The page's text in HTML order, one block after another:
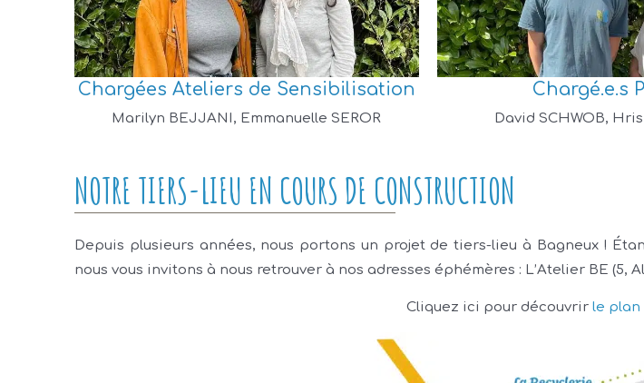
Chargées Ateliers de Sensibilisation
Marilyn BEJJANI, Emmanuelle SEROR
Chargé.e.s
David SCHWOB,
NOTRE TIERS-LIEU EN COURS DE CONSTRUCTION
Depuis plusieurs années, nous portons un projet de tiers-lieu à Bagneux !
nous vous invitons à nous retrouver à nos adresses éphémères : L’Atelier BE (5,
Cliquez ici pour découvrir le plan